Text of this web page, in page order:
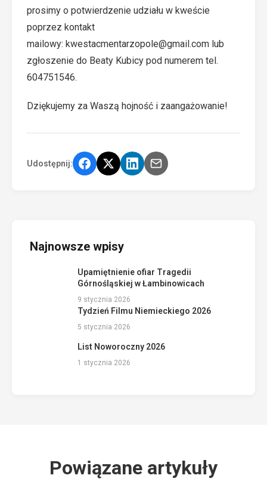
prosimy o potwierdzenie udziału w kweście
poprzez kontakt
mailowy: kwestacmentarzopole@gmail.com lub
zgłoszenie do Beaty Kubicy pod numerem tel.
604751546.
Dziękujemy za Waszą hojność i zaangażowanie!
Udostępnij:
Najnowsze wpisy
Upamiętnienie ofiar Tragedii
Górnośląskiej w Łambinowicach
9 stycznia 2026
Tydzień Filmu Niemieckiego 2026
5 stycznia 2026
List Noworoczny 2026
1 stycznia 2026
Powiązane artykuły